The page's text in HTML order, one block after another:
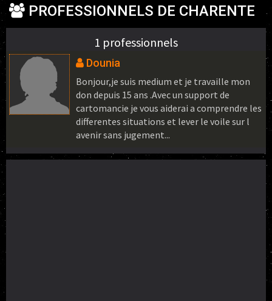
PROFESSIONNELS DE CHARENTE
1 professionnels
Dounia
Bonjour,je suis medium et je travaille mon
don depuis 15 ans .Avec un support de
cartomancie je vous aiderai a comprendre les
differentes situations et lever le voile sur l
avenir sans jugement...